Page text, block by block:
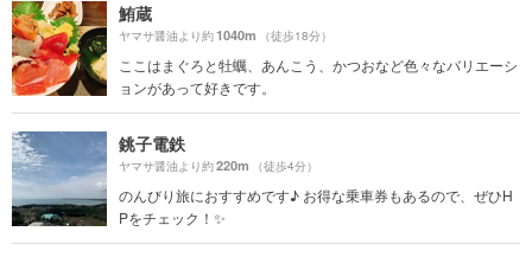
鮪蔵
ヤマサ醤油より約1040m （徒歩18分）
ここはまぐろと牡蠣、あんこう、かつおなど色々なバリエーシ
ョンがあって好きです。
銚子電鉄
ヤマサ醤油より約220m （徒歩4分）
のんびり旅におすすめです♪ お得な乗車券もあるので、ぜひH
Pをチェック！✨